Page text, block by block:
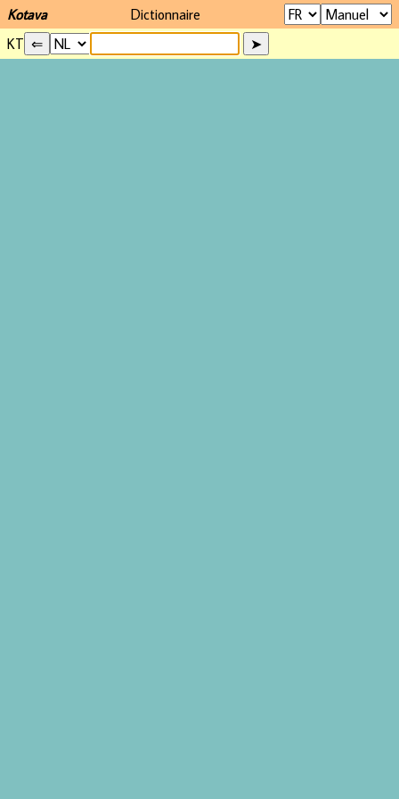
Kotava
Dictionnaire
KT